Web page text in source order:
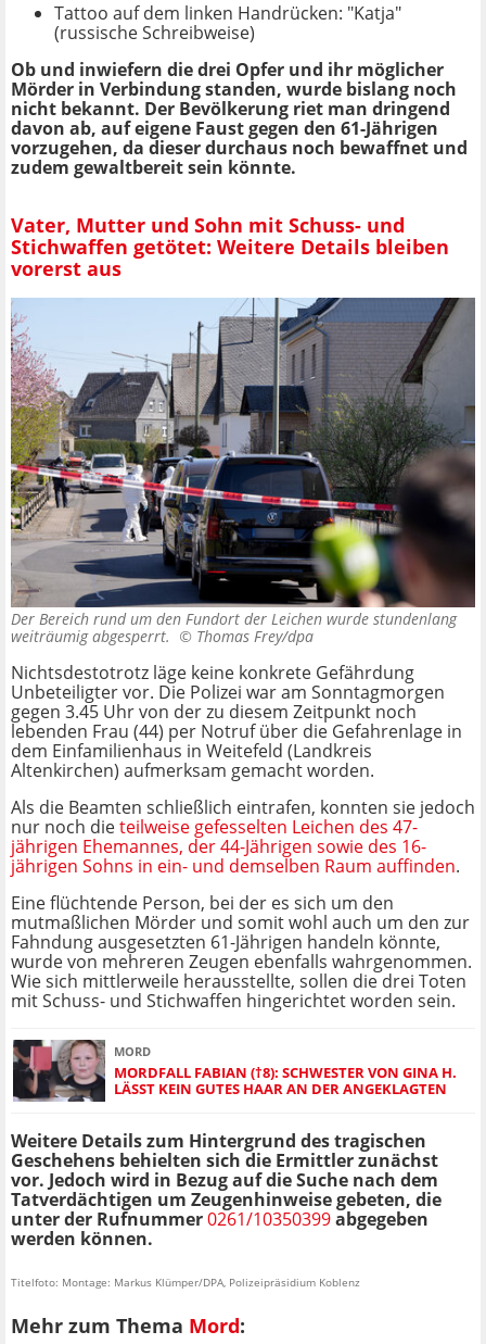
Tattoo auf dem linken Handrücken: "Katja"
(russische Schreibweise)
Ob und inwiefern die drei Opfer und ihr möglicher
Mörder in Verbindung standen, wurde bislang noch
nicht bekannt. Der Bevölkerung riet man dringend
davon ab, auf eigene Faust gegen den 61-Jährigen
vorzugehen, da dieser durchaus noch bewaffnet und
zudem gewaltbereit sein könnte.
Vater, Mutter und Sohn mit Schuss- und
Stichwaffen getötet: Weitere Details bleiben
vorerst aus
Der Bereich rund um den Fundort der Leichen wurde stundenlang
weiträumig abgesperrt. © Thomas Frey/dpa
Nichtsdestotrotz läge keine konkrete Gefährdung
Unbeteiligter vor. Die Polizei war am Sonntagmorgen
gegen 3.45 Uhr von der zu diesem Zeitpunkt noch
lebenden Frau (44) per Notruf über die Gefahrenlage in
dem Einfamilienhaus in Weitefeld (Landkreis
Altenkirchen) aufmerksam gemacht worden.
Als die Beamten schließlich eintrafen, konnten sie jedoch
nur noch dieteilweise gefesselten Leichen des 47-
jährigen Ehemannes, der 44-Jährigen sowie des 16-
jährigen Sohns in ein- und demselben Raum auffinden.
Eine flüchtende Person, bei der es sich um den
mutmaßlichen Mörder und somit wohl auch um den zur
Fahndung ausgesetzten 61-Jährigen handeln könnte,
wurde von mehreren Zeugen ebenfalls wahrgenommen.
Wie sich mittlerweile herausstellte, sollen die drei Toten
mit Schuss- und Stichwaffen hingerichtet worden sein.
MORD
MORDFALL FABIAN (†8): SCHWESTER VON GINA H.
LÄSST KEIN GUTES HAAR AN DER ANGEKLAGTEN
Weitere Details zum Hintergrund des tragischen
Geschehens behielten sich die Ermittler zunächst
vor. Jedoch wird in Bezug auf die Suche nach dem
Tatverdächtigen um Zeugenhinweise gebeten, die
unter der Rufnummer0261/10350399abgegeben
werden können.
Titelfoto: Montage: Markus Klümper/DPA, Polizeipräsidium Koblenz
Mehr zum Thema Mord: